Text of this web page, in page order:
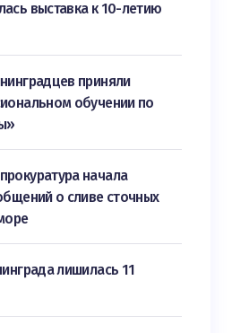
выставка к 10-летию
приняли
обучении по
начала
о сливе сточных
лишилась 11